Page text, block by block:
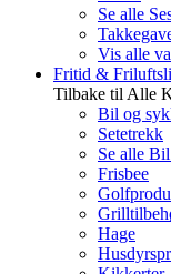
Se alle
Vis alle
Fritid &
Tilbake til Alle
Bil og
Setetrekk
Se alle
Frisbee
Hage